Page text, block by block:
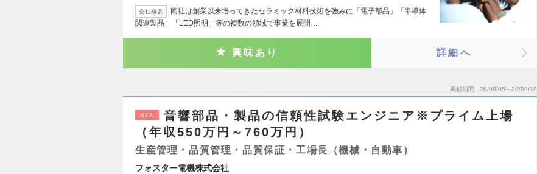
会社概要
同社は創業以来培ってきたセラミック材料技術を強みに「電子部品」「半導体
関連製品」「LED照明」等の複数の領域で事業を展開…
興味あり 詳細へ
掲載期間 26/08/05～26/08/18
NEW
音響部品・製品の信頼性試験エンジニア※プライム上場
（年収550万円～760万円）
生産管理・品質管理・品質保証・工場長（機械・自動車）
フォスター電機株式会社